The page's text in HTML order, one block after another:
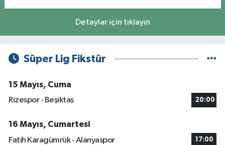
Detaylar için tıklayın
Süper Lig Fikstür
15 Mayıs, Cuma
Rizespor - Beşiktaş
20:00
16 Mayıs, Cumartesi
Fatih Karagümrük - Alanyaspor
17:00